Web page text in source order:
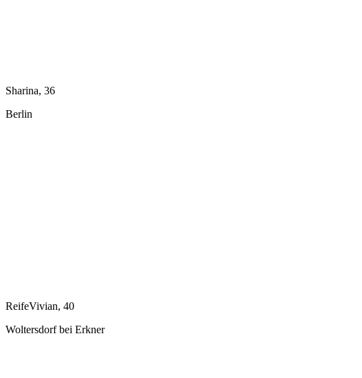
Sharina, 36
Berlin
ReifeVivian, 40
Woltersdorf bei Erkner